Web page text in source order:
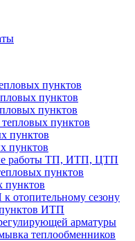
пунктов
пунктов
пунктов
пунктов
пунктов
пунктов
работы ТП, ИТП, ЦТП
пунктов
пунктов
отопительному сезону
пунктов ИТП
арматуры
теплообменников